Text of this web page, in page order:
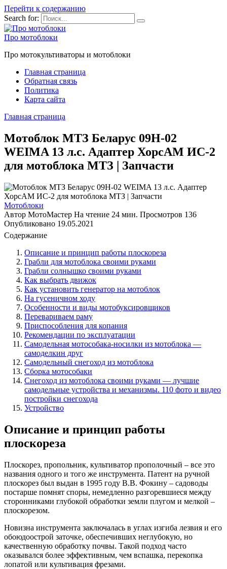
Перейти к содержанию
Search for:
Про мотоблоки
Про мотокультиваторы и мотоблоки
Главная страница
Обратная связь
Политика
Карта сайта
Главная страница
Мотоблок МТЗ Беларус 09H-02
WEIMA 13 л.с. Адаптер ХорсАМ ИС-2
для мотоблока МТЗ | Запчасти
Мотоблоки
Автор МотоМастер На чтение 24 мин. Просмотров 136
Опубликовано 19.05.2021
Содержание
Описание и принцип работы плоскореза
Грабли для мотоблока своими руками
Грабли солнышко своими руками
Как выбрать движок
Как установить генератор на мотоблок
На гусеничном ходу
Особенности и виды мотобуксировщиков
Перевариваем раму
Приспособления для копания
Рекомендации по эксплуатации
Самодельная мотособака-носилки из мотоблока —
самоделкин друг
Самодельный снегоход из мотоблока
Сборка мотособаки
Снегоход из мотоблока своими руками — лучшие
самодельные устройства и механизмы. 110 фото и видео
постройки снегохода
Устройство
Описание и принцип работы
плоскореза
Плоскорез, пропольник, культиватор прополочный – все это
названия одного и того же инструмента. Патент на ручной
плоскорез был выдан в 1995 году В.В. Фокину – садоводы
постарше помнят споры, немедленно разгоревшиеся между
сторонниками глубокой обработки земли плугом и мелкой –
плоскорезом.
Новизна инструмента заключалась в углах изгиба лезвия и его
обоюдоострой заточке, обеспечивших неглубокую, но
качественную обработку почвы. Такой подход часто
оказывался более эффективным, чем вспашка, перекопка
лопатой или культивация фрезами.